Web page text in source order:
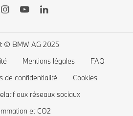
© BMW AG 2025
Mentions légales
FAQ
de confidentialité
Cookies
aux réseaux sociaux
et CO2